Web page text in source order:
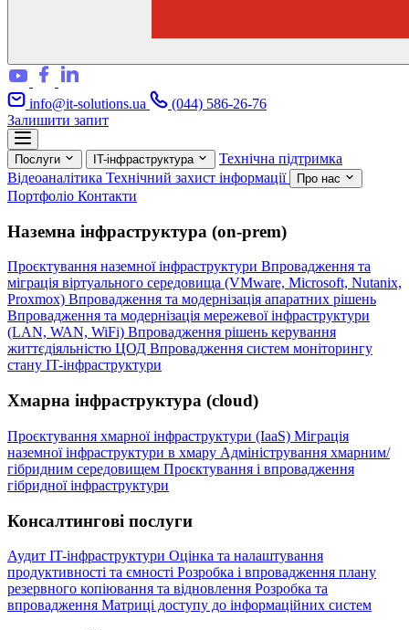
info@it-solutions.ua
(044) 586-26-76
Залишити запит
Послуги IT-інфраструктура
Технічна підтримка
Відеоаналітика Технічний захист інформації Про нас
Портфоліо Контакти
Наземна інфраструктура (on-prem)
Проєктування наземної інфраструктури Впровадження та
міграція віртуального середовища (VMware, Microsoft, Nutanix,
Proxmox) Впровадження та модернізація апаратних рішень
Впровадження та модернізація мережевої інфраструктури
(LAN, WAN, WiFi) Впровадження рішень керування
життєдіяльністю ЦОД Впровадження систем моніторингу
стану IT-інфраструктури
Хмарна інфраструктура (cloud)
Проєктування хмарної інфраструктури (IaaS) Міграція
наземної інфраструктури в хмару Адміністрування хмарним/
гібридним середовищем Проєктування і впровадження
гібридної інфраструктури
Консалтингові послуги
Аудит IT-інфраструктури Оцінка та налаштування
продуктивності та ємності Розробка і впровадження плану
резервного копіювання та відновлення Розробка та
впровадження Матриці доступу до інформаційних систем